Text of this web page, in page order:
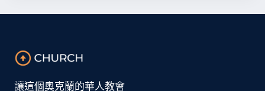
讓這個奧克蘭的華人教會